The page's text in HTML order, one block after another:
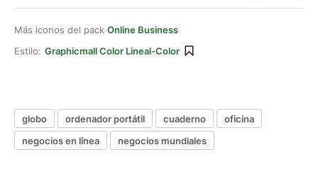
Más iconos del pack Online Business
Estilo: Graphicmall Color Lineal-Color
globo ordenador portátil cuaderno
oficina
negocios en línea
negocios mundiales